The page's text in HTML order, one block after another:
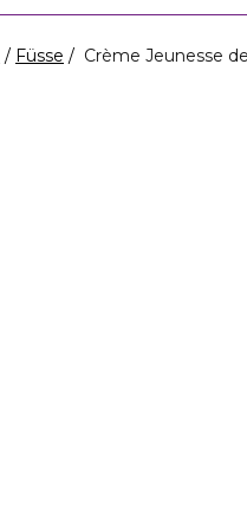
Füsse Crème Jeunesse